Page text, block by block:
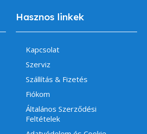
Hasznos linkek
Kapcsolat
Szerviz
Szállítás & Fizetés
Fiókom
Általános Szerződési
Feltételek